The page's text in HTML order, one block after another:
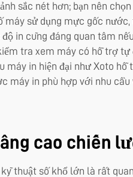
sắc nét hơn; bạn nên
sử dụng mực gốc
in cũng đáng quan tâm
tra xem máy có hỗ trợ
máy in hiện đại như Xoto
máy in phù hợp với nhu
cao chiến
thuật số khổ lớn là rất